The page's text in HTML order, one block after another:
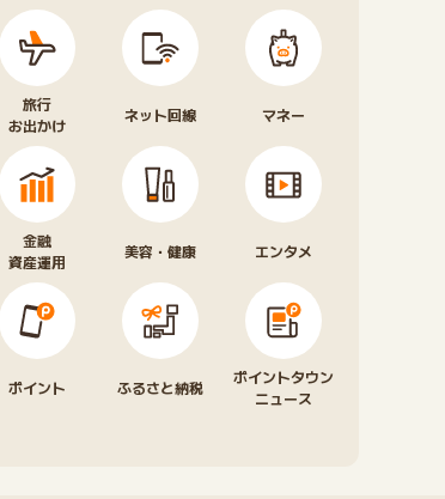
旅行
お出かけ
ネット回線 マネー
金融
資産運用
美容・健康 エンタメ
ポイント ふるさと納税
ポイントタウン
ニュース